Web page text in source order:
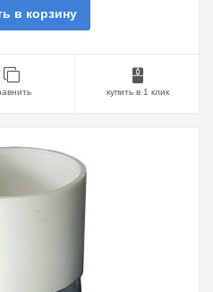
в корзину
купить в 1 клик